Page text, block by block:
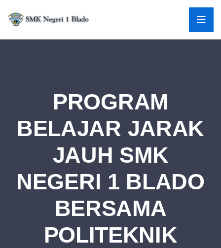
PROGRAM
BELAJAR JARAK
JAUH SMK
NEGERI 1 BLADO
BERSAMA
POLITEKNIK